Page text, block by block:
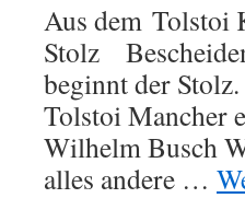
Aus dem Tolstoi
Stolz
beginnt der
Tolstoi Mancher
Wilhelm Busch
alles andere …